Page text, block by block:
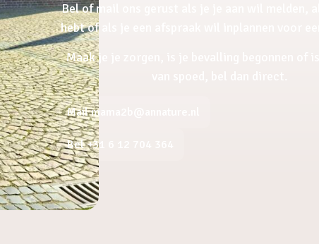
Bel of mail ons gerust als je je aan wil melden,
hebt of als je een afspraak wil inplannen voor
Maak je je zorgen, is je bevalling begonnen of is
Mail mama2b@annature.nl
Bel +31 6 12 704 364